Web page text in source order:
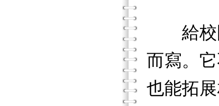
給校園
而寫。
也能拓